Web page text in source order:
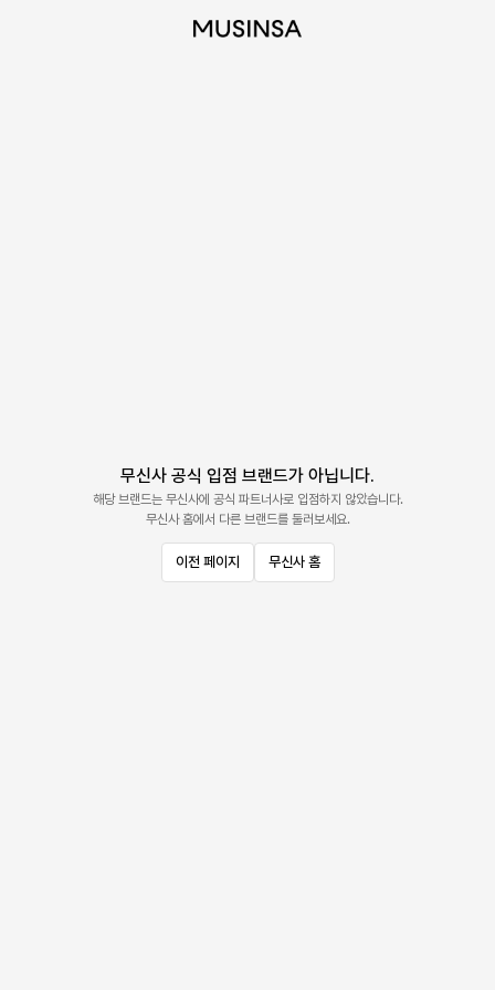
무신사 공식 입점 브랜드가 아닙니다.
해당 브랜드는 무신사에 공식 파트너사로 입점하지 않았습니다.
무신사 홈에서 다른 브랜드를 둘러보세요.
이전 페이지 무신사 홈